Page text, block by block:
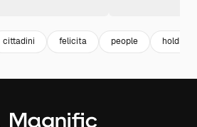
cittadini felicita people holding